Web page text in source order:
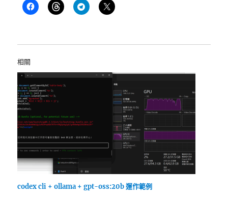
相關
codex cli + ollama + gpt-oss:20b 運作範例